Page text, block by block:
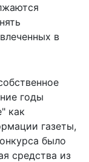
в
годы
как
газеты,
было
средства из